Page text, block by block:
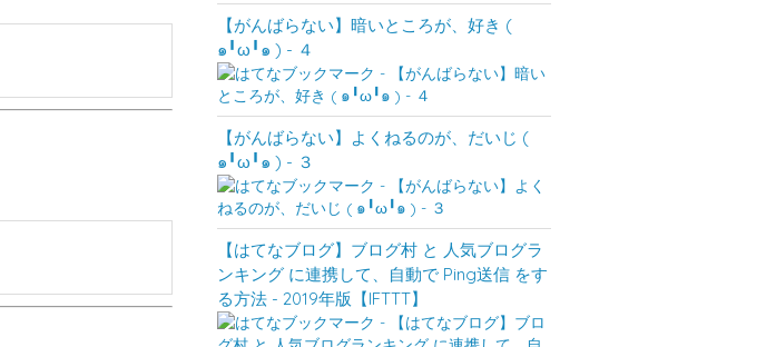
【がんばらない】暗いところが、好き (
๑╹ω╹๑ ) - ４
【がんばらない】よくねるのが、だいじ (
๑╹ω╹๑ ) - ３
【はてなブログ】ブログ村 と 人気ブログラ
ンキング に連携して、自動で Ping送信 をす
る方法 - 2019年版【IFTTT】